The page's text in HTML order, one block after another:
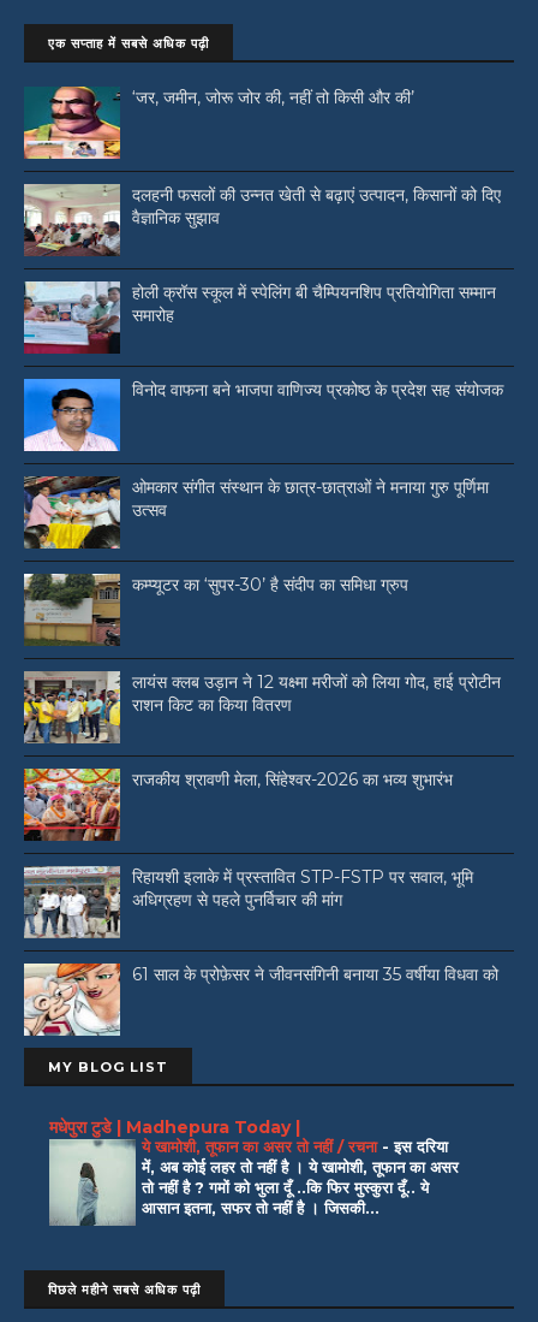
एक सप्ताह में सबसे अधिक पढ़ी
‘जर, जमीन, जोरू जोर की, नहीं तो किसी और की’
दलहनी फसलों की उन्नत खेती से बढ़ाएं उत्पादन, किसानों को दिए
वैज्ञानिक सुझाव
होली क्रॉस स्कूल में स्पेलिंग बी चैम्पियनशिप प्रतियोगिता सम्मान
समारोह
विनोद वाफना बने भाजपा वाणिज्य प्रकोष्ठ के प्रदेश सह संयोजक
ओमकार संगीत संस्थान के छात्र-छात्राओं ने मनाया गुरु पूर्णिमा
उत्सव
कम्प्यूटर का ‘सुपर-30’ है संदीप का समिधा ग्रुप
लायंस क्लब उड़ान ने 12 यक्ष्मा मरीजों को लिया गोद, हाई प्रोटीन
राशन किट का किया वितरण
राजकीय श्रावणी मेला, सिंहेश्वर-2026 का भव्य शुभारंभ
रिहायशी इलाके में प्रस्तावित STP-FSTP पर सवाल, भूमि
अधिग्रहण से पहले पुनर्विचार की मांग
61 साल के प्रोफ़ेसर ने जीवनसंगिनी बनाया 35 वर्षीया विधवा को
MY BLOG LIST
मधेपुरा टुडे | Madhepura Today |
ये खामोशी, तूफान का असर तो नहीं / रचना -इस दरिया
में, अब कोई लहर तो नहीं है । ये खामोशी, तूफान का असर
तो नहीं है ? गमों को भुला दूँ ..कि फिर मुस्कुरा दूँ.. ये
आसान इतना, सफर तो नहीं है । जिसकी...
पिछले महीने सबसे अधिक पढ़ी